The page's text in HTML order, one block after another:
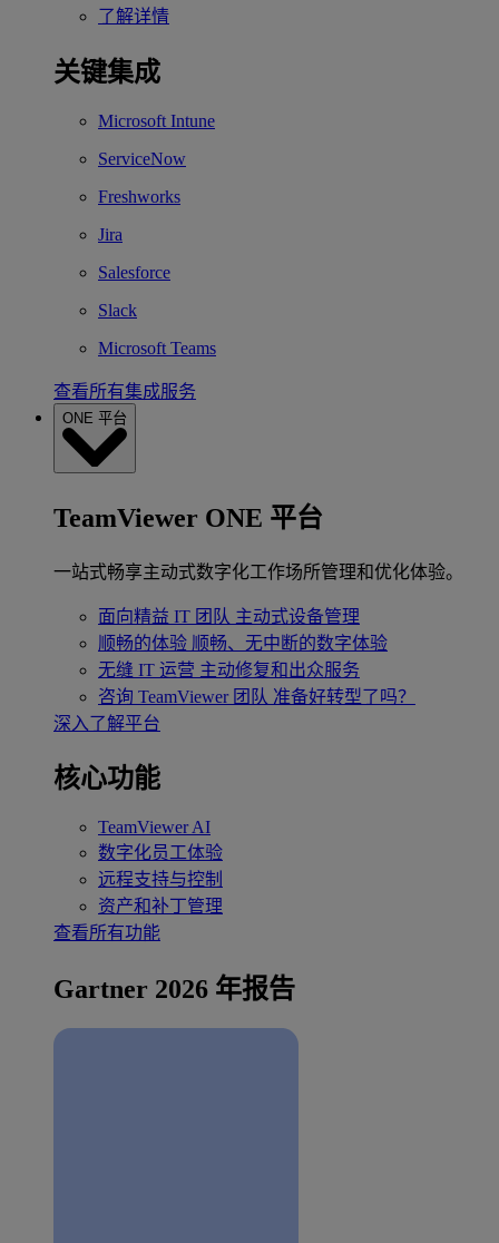
了解详情
关键集成
Microsoft Intune
ServiceNow
Freshworks
Jira
Salesforce
Slack
Microsoft Teams
查看所有集成服务
ONE 平台
TeamViewer ONE 平台
一站式畅享主动式数字化工作场所管理和优化体验。
面向精益 IT 团队 主动式设备管理
顺畅的体验 顺畅、无中断的数字体验
无缝 IT 运营 主动修复和出众服务
咨询 TeamViewer 团队 准备好转型了吗？
深入了解平台
核心功能
TeamViewer AI
数字化员工体验
远程支持与控制
资产和补丁管理
查看所有功能
Gartner 2026 年报告